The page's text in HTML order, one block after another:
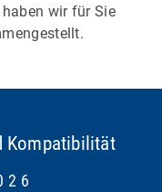
wir für Sie
Kompatibilität